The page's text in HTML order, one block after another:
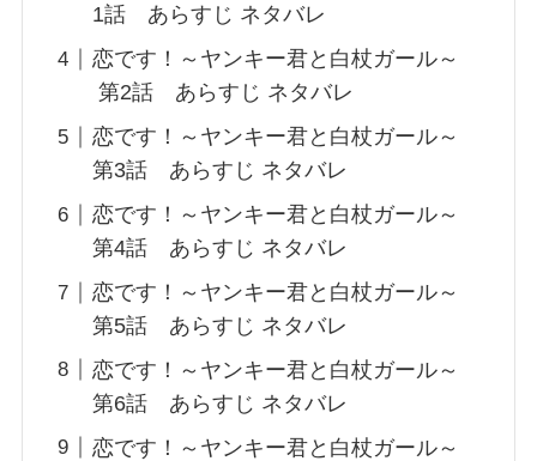
1話 あらすじ ネタバレ
恋です！～ヤンキー君と白杖ガール～
第2話 あらすじ ネタバレ
恋です！～ヤンキー君と白杖ガール～
第3話 あらすじ ネタバレ
恋です！～ヤンキー君と白杖ガール～
第4話 あらすじ ネタバレ
恋です！～ヤンキー君と白杖ガール～
第5話 あらすじ ネタバレ
恋です！～ヤンキー君と白杖ガール～
第6話 あらすじ ネタバレ
恋です！～ヤンキー君と白杖ガール～